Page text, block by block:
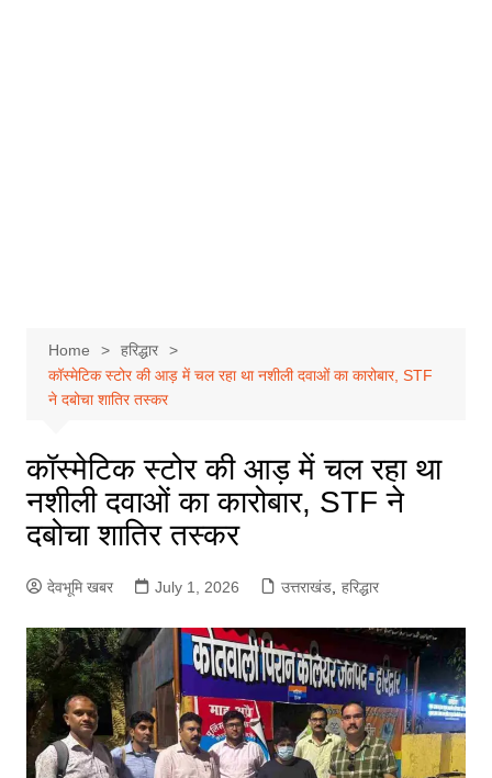
Home
हरिद्धार
कॉस्मेटिक स्टोर की आड़ में चल रहा था नशीली दवाओं का कारोबार, STF
ने दबोचा शातिर तस्कर
कॉस्मेटिक स्टोर की आड़ में चल रहा था
नशीली दवाओं का कारोबार, STF ने
दबोचा शातिर तस्कर
देवभूमि खबर July 1, 2026 उत्तराखंड, हरिद्धार